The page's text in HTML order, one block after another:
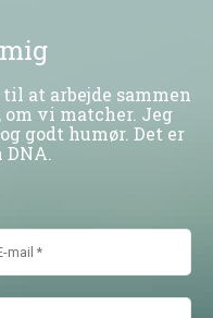
at arbejde sammen
om vi matcher. Jeg
godt humør. Det er
DNA.